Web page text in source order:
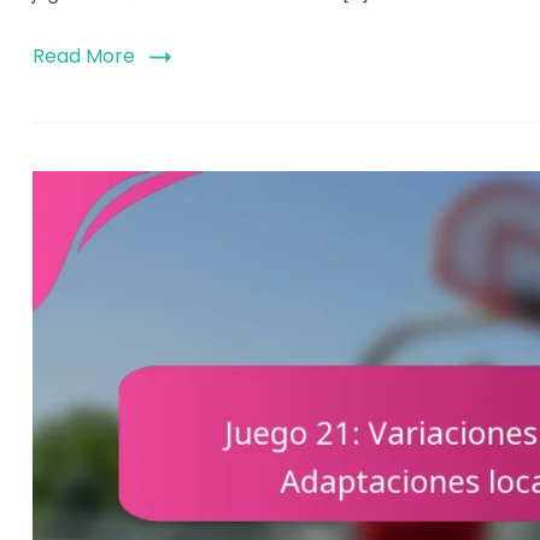
Read More